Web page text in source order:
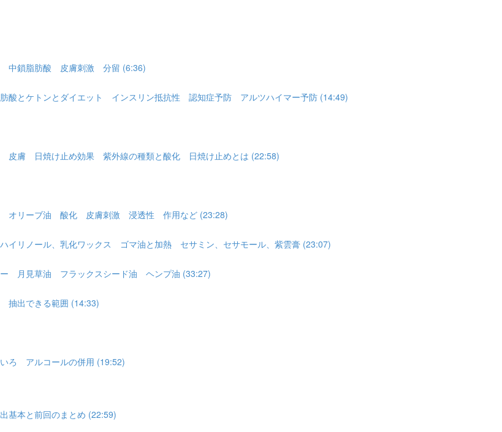
中鎖脂肪酸 皮膚刺激 分留 (6:36)
とケトンとダイエット インスリン抵抗性 認知症予防 アルツハイマー予防 (14:49)
膚 日焼け止め効果 紫外線の種類と酸化 日焼け止めとは (22:58)
オリーブ油 酸化 皮膚刺激 浸透性 作用など (23:28)
イリノール、乳化ワックス ゴマ油と加熱 セサミン、セサモール、紫雲膏 (23:07)
月見草油 フラックスシード油 ヘンプ油 (33:27)
抽出できる範囲 (14:33)
ろ アルコールの併用 (19:52)
基本と前回のまとめ (22:59)